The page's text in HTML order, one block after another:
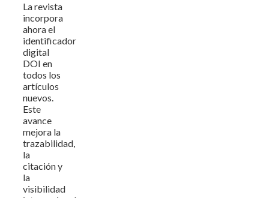
La revista
incorpora
ahora el
identificador
digital
DOI en
todos los
artículos
nuevos.
Este
avance
mejora la
trazabilidad,
la
citación y
la
visibilidad